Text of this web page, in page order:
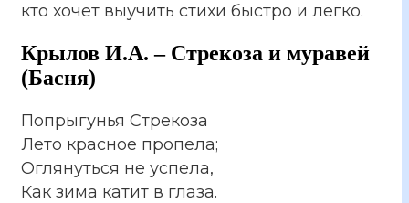
кто хочет выучить стихи быстро и легко.
Крылов И.А. – Стрекоза и муравей
(Басня)
Попрыгунья Стрекоза
Лето красное пропела;
Оглянуться не успела,
Как зима катит в глаза.